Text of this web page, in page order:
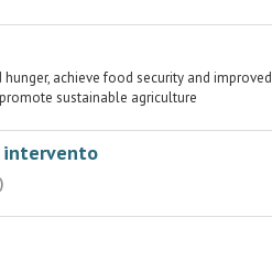
hunger, achieve food security and improved
sustainable agriculture
intervento